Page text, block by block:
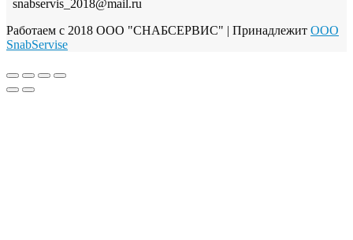
snabservis_2018@mail.ru
Работаем с 2018 ООО "СНАБСЕРВИС" | Принадлежит OOO
SnabServise